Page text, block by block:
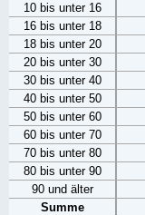
10 bis unter 16
16 bis unter 18
18 bis unter 20
20 bis unter 30
30 bis unter 40
40 bis unter 50
50 bis unter 60
60 bis unter 70
70 bis unter 80
80 bis unter 90
90 und älter
Summe